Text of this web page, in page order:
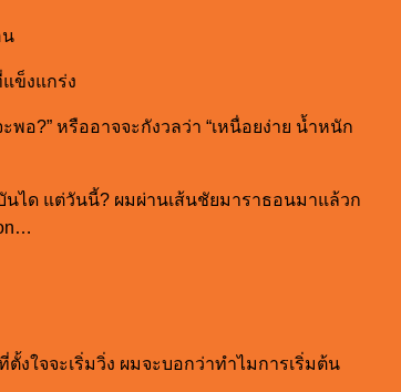
น
ข็งแกร่ง
พอ?” หรืออาจจะกังวลว่า “เหนื่อยง่าย น้ำหนัก
ได แต่วันนี้? ผมผ่านเส้นชัยมาราธอนมาแล้วก
ใจจะเริ่มวิ่ง ผมจะบอกว่าทำไมการเริ่มต้น